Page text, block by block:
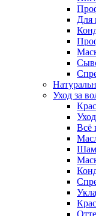
Для
Уход за
Всё